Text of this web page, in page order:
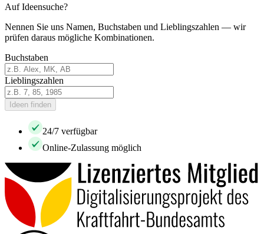
Auf Ideensuche?
Nennen Sie uns Namen, Buchstaben und Lieblingszahlen — wir
prüfen daraus mögliche Kombinationen.
Buchstaben
Lieblingszahlen
Ideen finden
24/7 verfügbar
Online-Zulassung möglich